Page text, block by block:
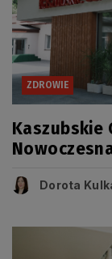
ZDROWIE
Kaszubskie
Dorota